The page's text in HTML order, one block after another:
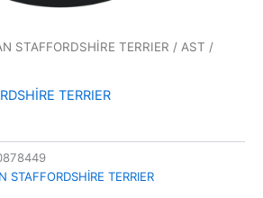
STAFFORDSHİRE TERRIER / AST /
TERRIER
STAFFORDSHİRE TERRIER